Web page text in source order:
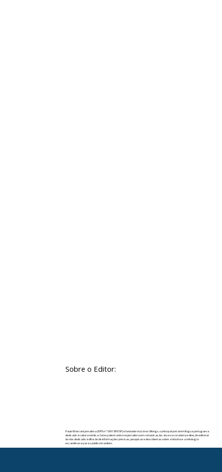
Sobre o Editor:
Paulo Marsal é jornalista (MTb nº 0091859/SP) e fundador da Livros Vikings, o principal portal em língua portuguesa
dedicado à cultura nórdica. Como palestrante e especialista em comunicação, atua na curadoria e direção editorial
do site, dedicado à difusão de informações precisas, pesquisas e descobertas sobre a história e a mitologia
escandinava para o público brasileiro.